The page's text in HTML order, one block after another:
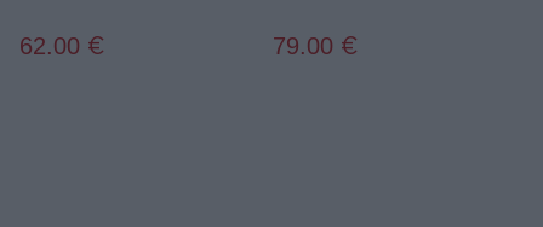
62.00 € 79.00 €